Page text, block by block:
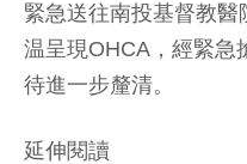
緊急送往南投基督教
温呈現OHCA，經緊急
待進一步釐清。
延伸閱讀